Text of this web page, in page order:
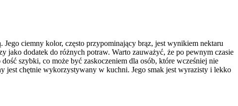
ciemny kolor, często przypominający brąz, jest wynikiem nektaru
jako dodatek do różnych potraw. Warto zauważyć, że po pewnym czasie
szybki, co może być zaskoczeniem dla osób, które wcześniej nie
jest chętnie wykorzystywany w kuchni. Jego smak jest wyrazisty i lekko